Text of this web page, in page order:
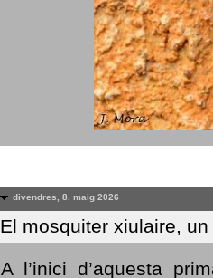
divendres, 8. maig 2026
El mosquiter xiulaire,
A l’inici d’aquesta